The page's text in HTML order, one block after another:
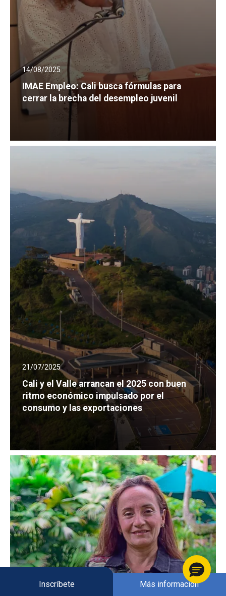
Inscríbete Más información
14/08/2025
IMAE Empleo: Cali busca fórmulas para
cerrar la brecha del desempleo juvenil
21/07/2025
Cali y el Valle arrancan el 2025 con buen
ritmo económico impulsado por el
consumo y las exportaciones